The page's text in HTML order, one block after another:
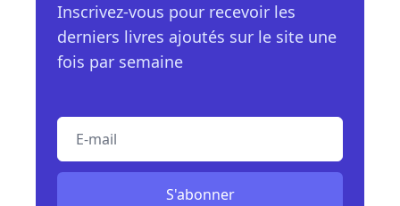
Inscrivez-vous pour recevoir les
derniers livres ajoutés sur le site une
fois par semaine
S'abonner